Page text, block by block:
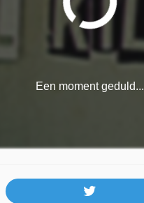
Een moment geduld...